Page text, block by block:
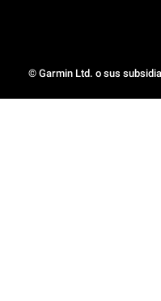
© Garmin Ltd. o sus